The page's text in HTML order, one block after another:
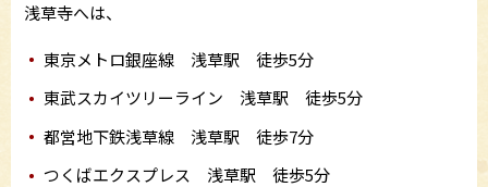
浅草寺へは、
東京メトロ銀座線 浅草駅 徒歩5分
東武スカイツリーライン 浅草駅 徒歩5分
都営地下鉄浅草線 浅草駅 徒歩7分
つくばエクスプレス 浅草駅 徒歩5分